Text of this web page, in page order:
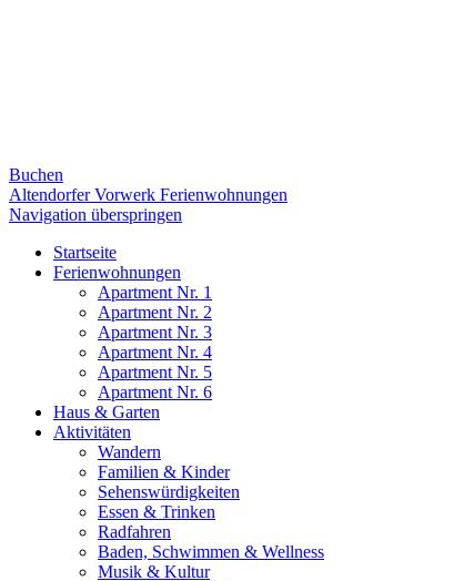
Buchen
Altendorfer Vorwerk Ferienwohnungen
Navigation überspringen
Startseite
Ferienwohnungen
Apartment Nr. 1
Apartment Nr. 2
Apartment Nr. 3
Apartment Nr. 4
Apartment Nr. 5
Apartment Nr. 6
Haus & Garten
Aktivitäten
Wandern
Familien & Kinder
Sehenswürdigkeiten
Essen & Trinken
Radfahren
Baden, Schwimmen & Wellness
Musik & Kultur